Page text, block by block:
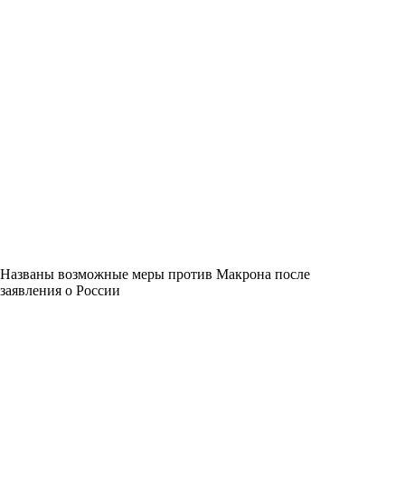
Названы возможные меры против Макрона после
заявления о России